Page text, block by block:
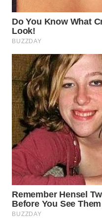
WN
CIREBON
WN
INDRAMAYU
WN
KUNINGAN
WN
MAJALENGKA
WN
SUBANG
WN
SUKABUMI